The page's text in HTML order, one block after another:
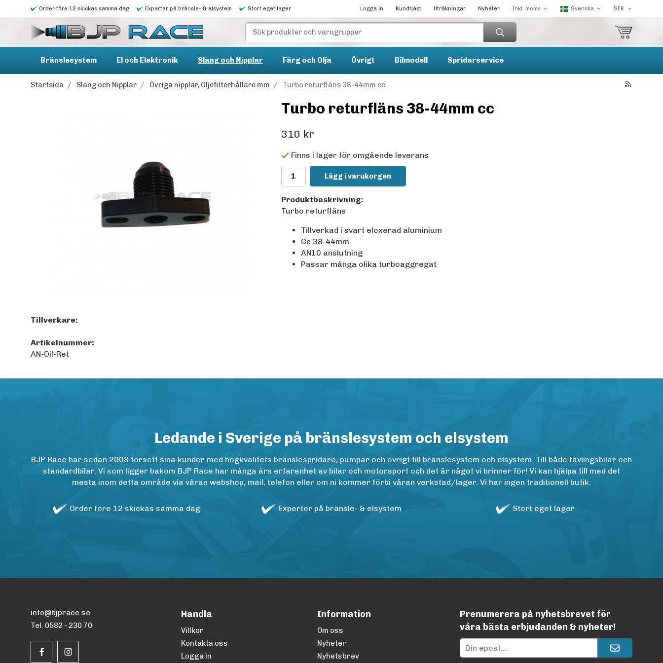
Order före 12 skickas samma dag Experter på bränsle- & elsystem Stort eget lager Logga in Kundtjäst Uträkningar Nyheter
Bränslesystem El och Elektronik Slang och Nipplar Färg och Olja Övrigt Bilmodell Spridarservice
Startsida / Slang och Nipplar / Övriga nipplar, Oljefilterhållare mm / Turbo returfläns 38-44mm cc
Turbo returfläns 38-44mm cc
310 kr
Finns i lager för omgående leverans
Lägg i varukorgen
Produktbeskrivning:
Turbo returfläns
Tillverkad i svart eloxerad aluminium
Cc 38-44mm
AN10 anslutning
Passar många olika turboaggregat
Tillverkare:
Artikelnummer:
AN-Oil-Ret
Ledande i Sverige på bränslesystem och elsystem
BJP Race har sedan 2008 försett sina kunder med högkvalitets bränslespridare, pumpar och övrigt till bränslesystem och elsystem. Till både tävlingsbilar och
standardbilar. Vi som ligger bakom BJP Race har många års erfarenhet av bilar och motorsport och det är något vi brinner för! Vi kan hjälpa till med det
mesta inom detta område via våran webshop, mail, telefon eller om ni kommer förbi våran verkstad/lager. Vi har ingen traditionell butik.
Order före 12 skickas samma dag Experter på bränsle- & elsystem Stort eget lager
info@bjprace.se
Tel. 0582 - 230 70
Handla
Villkor
Kontakta oss
Logga in
Information
Om oss
Nyheter
Nyhetsbrev
Prenumerera på nyhetsbrevet för
våra bästa erbjudanden & nyheter!